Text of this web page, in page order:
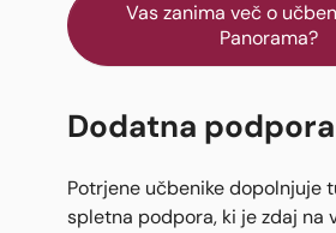
Vas zanima več o
Panorama?
Dodatna podpora
Potrjene učbenike dopolnjuje
spletna podpora, ki je zdaj na